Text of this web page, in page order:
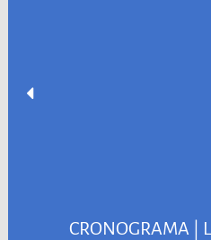
CRONOGRAMA |